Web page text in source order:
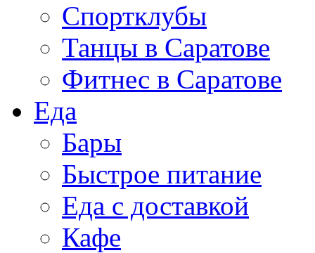
Спортклубы
Танцы в Саратове
Фитнес в Саратове
Еда
Бары
Быстрое питание
Еда с доставкой
Кафе